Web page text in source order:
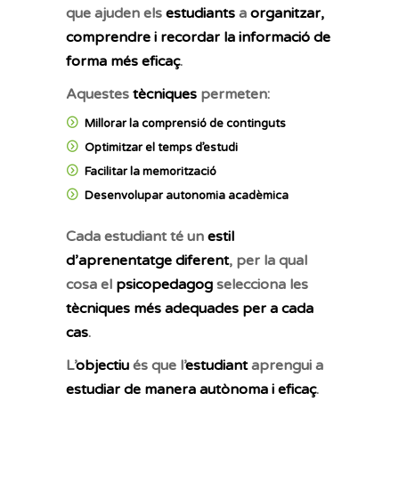
que ajuden els estudiants a organitzar,
comprendre i recordar la informació de
forma més eficaç.
Aquestes tècniques permeten:
Millorar la comprensió de continguts
Optimitzar el temps d’estudi
Facilitar la memorització
Desenvolupar autonomia acadèmica
Cada estudiant té un estil
d’aprenentatge diferent, per la qual
cosa el psicopedagog selecciona les
tècniques més adequades per a cada
cas.
L’objectiu és que l’estudiantaprengui a
estudiar de manera autònoma i eficaç.